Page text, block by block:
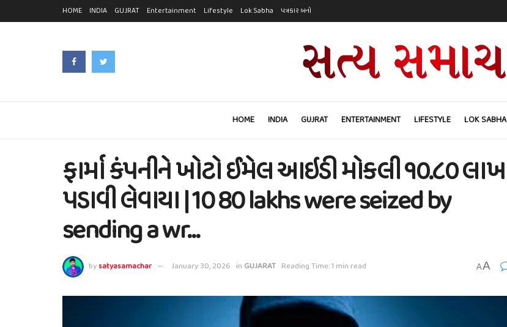
HOME INDIA GUJRAT Entertainment Lifestyle Lok Sabha પત્રકાર બનો
HOME INDIA GUJRAT ENTERTAINMENT LIFESTYLE LOK SABHA
ફાર્મા કંપનીને ખોટો ઈમેલ આઇડી મોકલી ૧૦.૮૦ લાખ
પડાવી લેવાયા | 10 80 lakhs were seized by
sending a wr…
bysatyasamachar January 30, 2026 in GUJARAT Reading Time: 1 min read AA